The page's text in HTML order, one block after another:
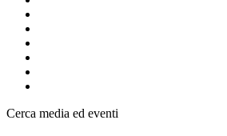
Cerca media ed eventi